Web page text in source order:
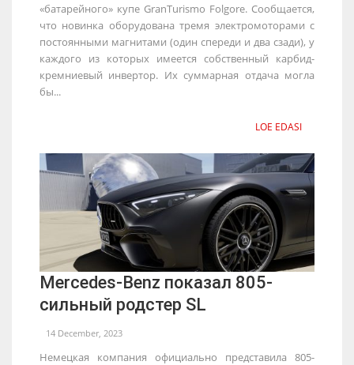
«батарейного» купе GranTurismo Folgore. Сообщается,
что новинка оборудована тремя электромоторами с
постоянными магнитами (один спереди и два сзади), у
каждого из которых имеется собственный карбид-
кремниевый инвертор. Их суммарная отдача могла
бы...
LOE EDASI
Mercedes-Benz показал 805-
сильный родстер SL
14 December, 2023
Немецкая компания официально представила 805-